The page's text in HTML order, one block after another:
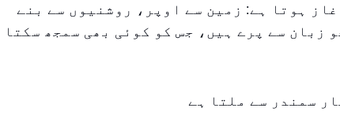
ہوتا ہے: زمین سے اوپر، روشنیوں سے بنے
زبان سے پرے ہیں، جس کو کوئی بھی سمجھ سکتا
سمندر سے ملتا ہے